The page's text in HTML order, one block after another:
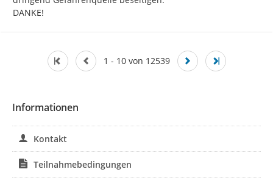
DANKE!
1 - 10 von 12539
Informationen
Kontakt
Teilnahmebedingungen